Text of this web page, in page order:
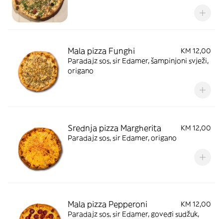
Mala pizza Funghi
KM 12,00
Paradajz sos, sir Edamer, šampinjoni svježi,
origano
Srednja pizza Margherita
KM 12,00
Paradajz sos, sir Edamer, origano
Mala pizza Pepperoni
KM 12,00
Paradajz sos, sir Edamer, goveđi sudžuk,